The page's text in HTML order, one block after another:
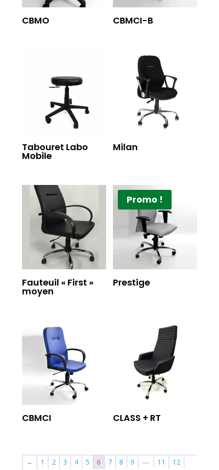
CBMO CBMCI-B
Tabouret Labo
Mobile
Milan
Fauteuil « First »
moyen
Promo !
Prestige
CBMCI CLASS + RT
← 1 2 3 4 5 6 7 8 9 … 11
12